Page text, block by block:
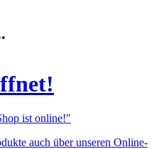
ist online!"
auch über unseren Online-